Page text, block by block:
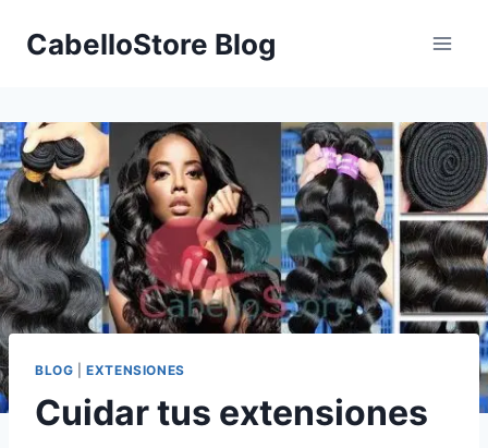
CabelloStore Blog
BLOG |EXTENSIONES
Cuidar tus extensiones